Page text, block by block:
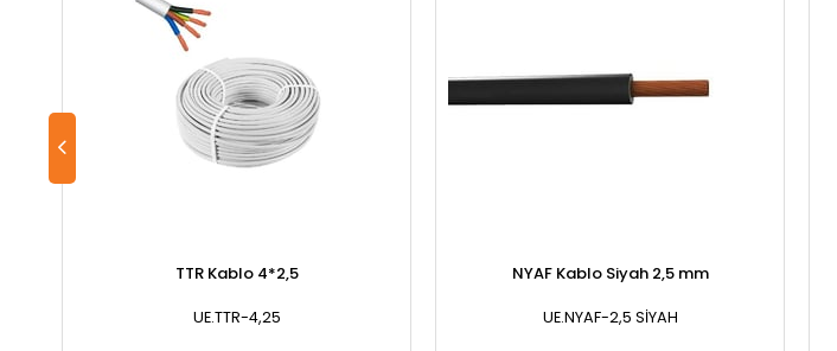
TTR Kablo 4*2,5
UE.TTR-4,25
NYAF Kablo Siyah 2,5 mm
UE.NYAF-2,5 SİYAH